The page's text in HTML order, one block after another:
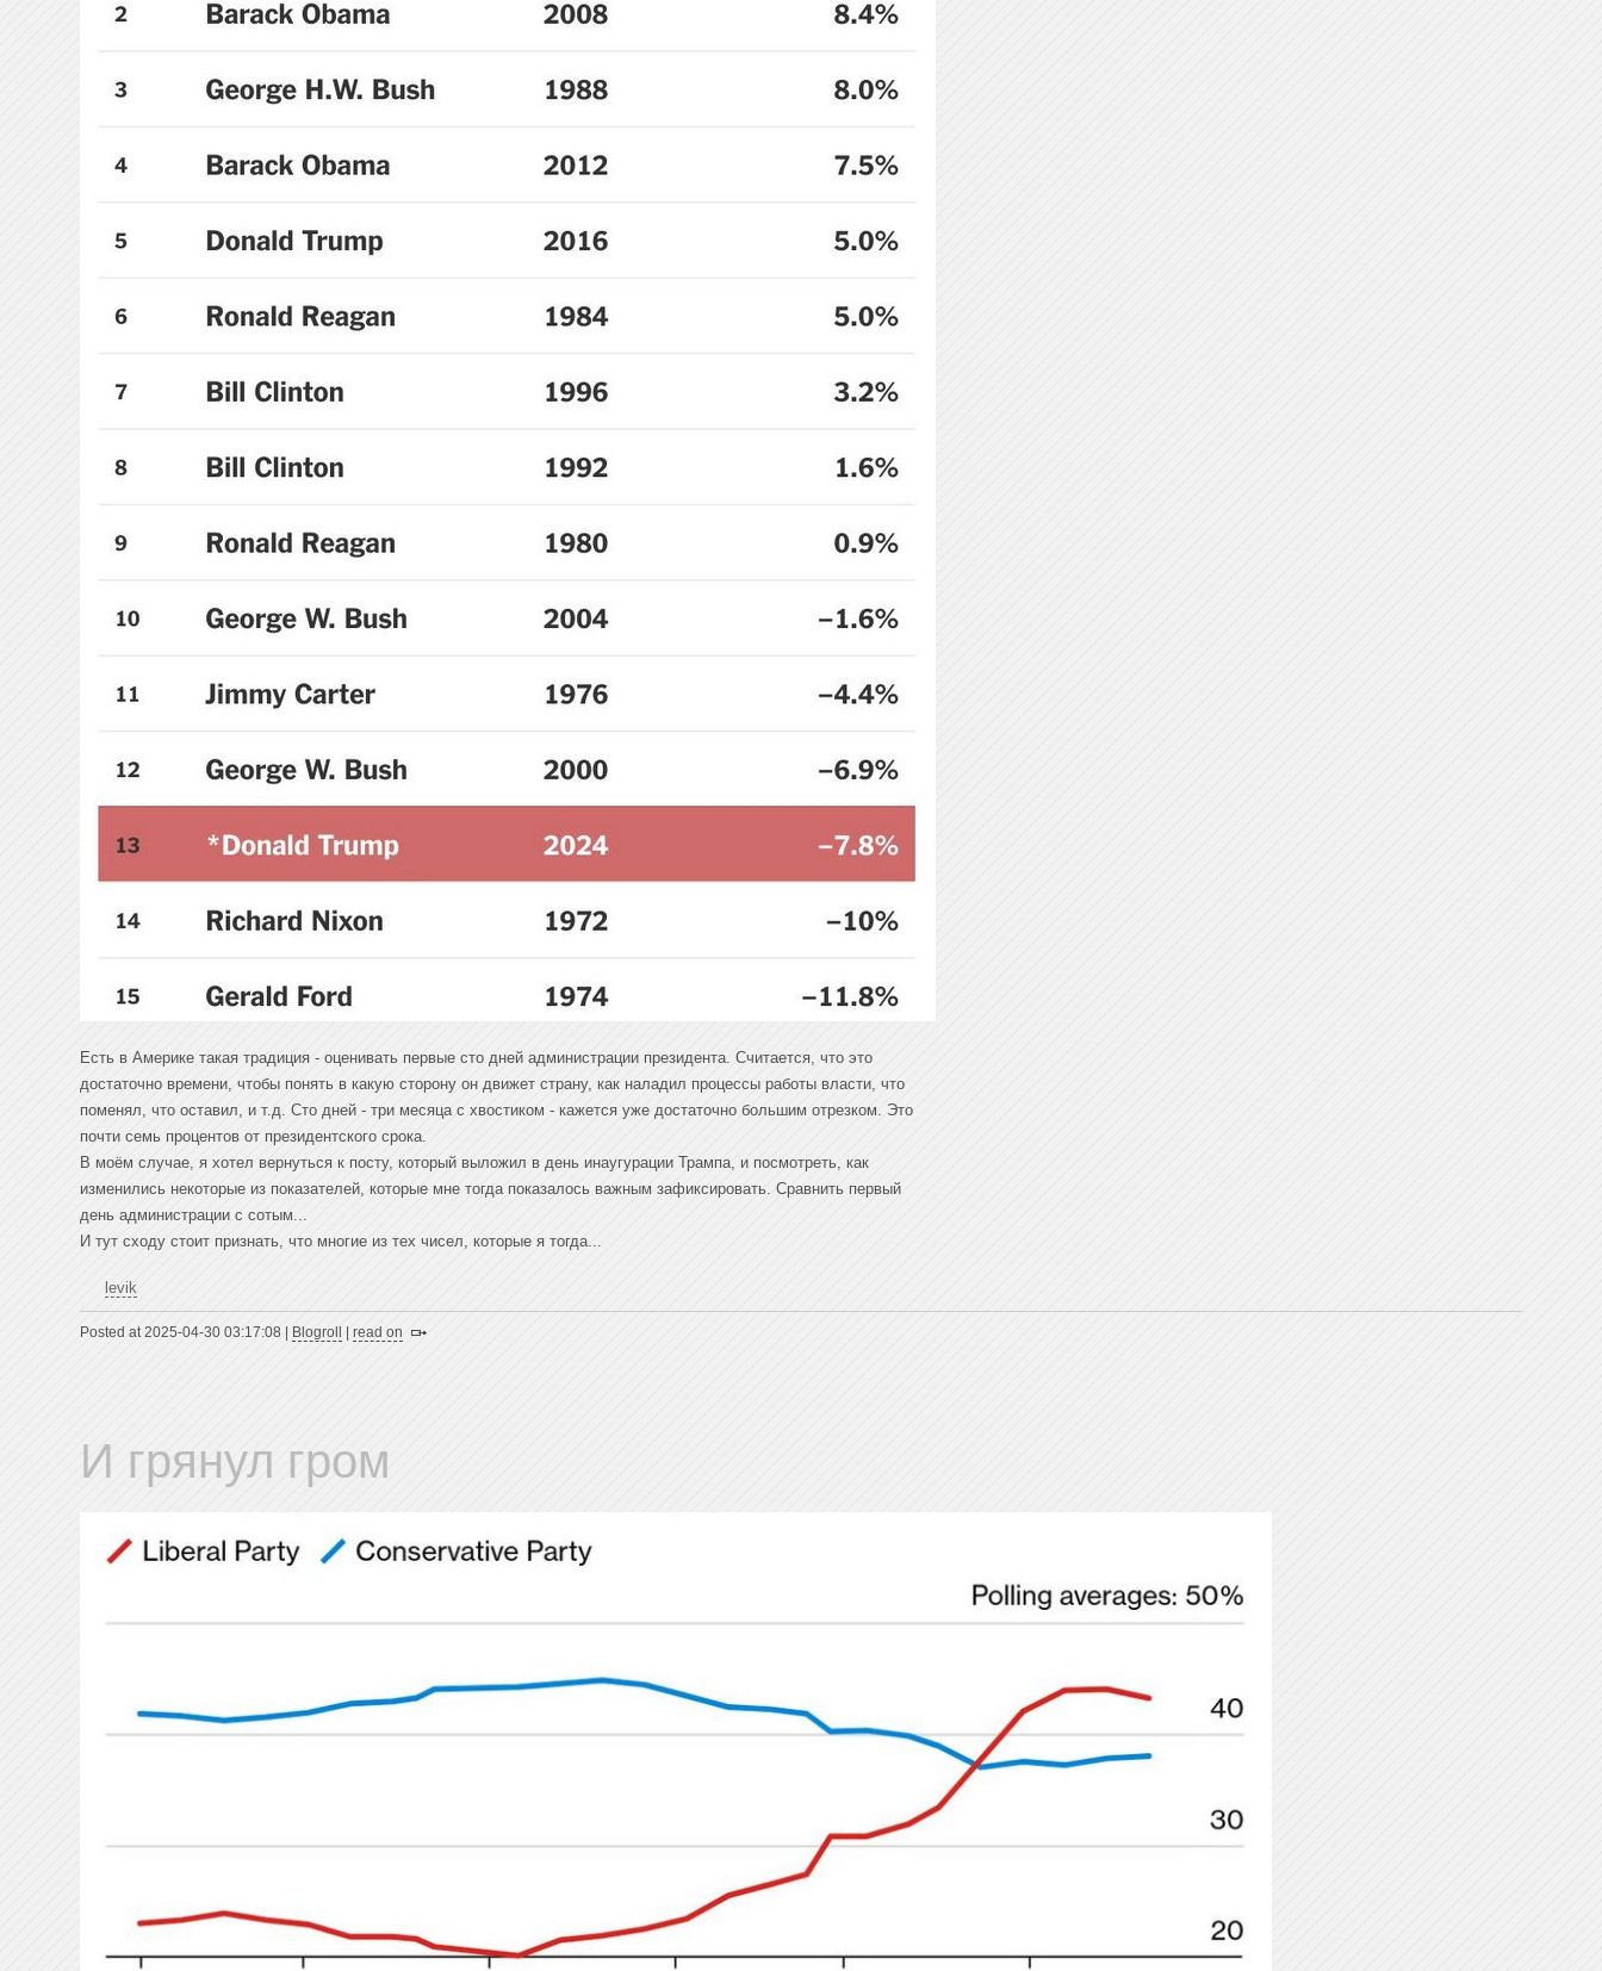
Есть в Америке такая традиция - оценивать первые сто дней администрации президента. Считается, что это
достаточно времени, чтобы понять в какую сторону он движет страну, как наладил процессы работы власти, что
поменял, что оставил, и т.д. Сто дней - три месяца с хвостиком - кажется уже достаточно большим отрезком. Это
почти семь процентов от президентского срока.
В моём случае, я хотел вернуться к посту, который выложил в день инаугурации Трампа, и посмотреть, как
изменились некоторые из показателей, которые мне тогда показалось важным зафиксировать. Сравнить первый
день администрации с сотым...
И тут сходу стоит признать, что многие из тех чисел, которые я тогда...
levik
Posted at 2025-04-30 03:17:08 | Blogroll |read on
И грянул гром